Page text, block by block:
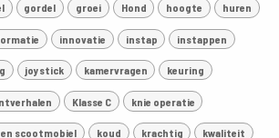
gordel groei Hond hoogte huren
innovatie instap instappen
joystick kamervragen keuring
Klasse C knie operatie
scootmobiel koud krachtig kwaliteit